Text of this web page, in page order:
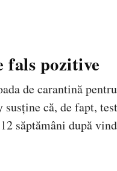
fals pozitive
de carantină
că, de fapt,
săptămâni după